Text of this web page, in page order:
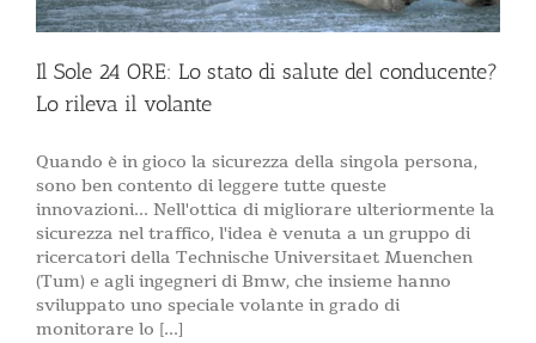
Il Sole 24 ORE: Lo stato di salute del conducente?
Lo rileva il volante
Quando è in gioco la sicurezza della singola persona,
sono ben contento di leggere tutte queste
innovazioni... Nell'ottica di migliorare ulteriormente la
sicurezza nel traffico, l'idea è venuta a un gruppo di
ricercatori della Technische Universitaet Muenchen
(Tum) e agli ingegneri di Bmw, che insieme hanno
sviluppato uno speciale volante in grado di
monitorare lo [...]